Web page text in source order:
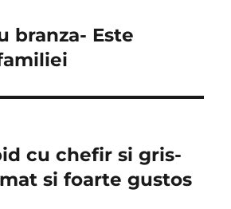
branza- Este
cu chefir si gris-
si foarte gustos